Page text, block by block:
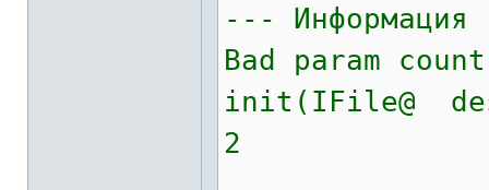
---
Bad param
init(IFile@
2